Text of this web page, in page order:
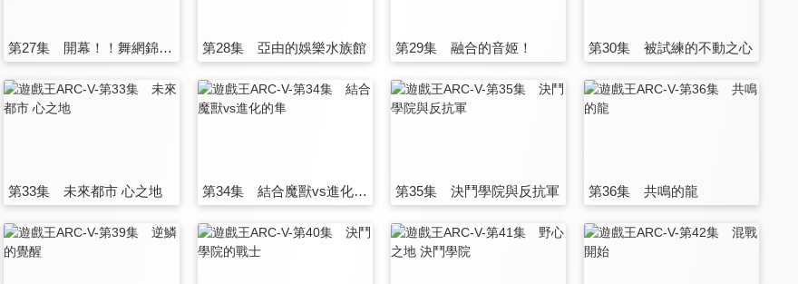
第27集 開幕！！舞網錦標賽 第28集 亞由的娛樂水族館 第29集 融合的音姬！ 第30集 被試練的不動之心
第33集 未來都市 心之地 第34集 結合魔獸vs進化的隼 第35集 決鬥學院與反抗軍 第36集 共鳴的龍